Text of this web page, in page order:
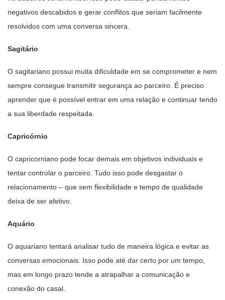
negativos descabidos e gerar conflitos que seriam facilmente
resolvidos com uma conversa sincera.
Sagitário
O sagitariano possui muita dificuldade em se comprometer e nem
sempre consegue transmitir segurança ao parceiro. É preciso
aprender que é possível entrar em uma relação e continuar tendo
a sua liberdade respeitada.
Capricórnio
O capricorniano pode focar demais em objetivos individuais e
tentar controlar o parceiro. Tudo isso pode desgastar o
relacionamento – que sem flexibilidade e tempo de qualidade
deixa de ser afetivo.
Aquário
O aquariano tentará analisar tudo de maneira lógica e evitar as
conversas emocionais. Isso pode até dar certo por um tempo,
mas em longo prazo tende a atrapalhar a comunicação e
conexão do casal.